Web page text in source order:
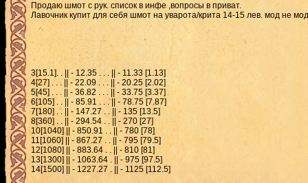
Продаю шмот с рук. список в инфе ,вопросы в приват.
Лавочник купит для себя шмот на уварота/крита 14-15 лев. мод не
3[15.1]. . || - 12.35 . . . || - 11.33 [1.13]
4[27] . . . || - 22.09 . . . || - 20.25 [2.02]
5[45] . . . || - 36.82 . . . || - 33.75 [3.37]
6[105] . . || - 85.91 . . . || - 78.75 [7.87]
7[180] . . || - 147.27 . . || - 135 [13.5]
8[360] . . || - 294.54 . . || - 270 [27]
10[1040] || - 850.91 . . || - 780 [78]
11[1060] || - 867.27 . . || - 795 [79.5]
12[1080] || - 883.64 . . || - 810 [81]
13[1300] || - 1063.64 . || - 975 [97.5]
14[1500] || - 1227.27 . || - 1125 [112.5]